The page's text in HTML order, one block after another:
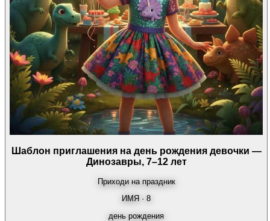
Шаблон приглашения на день рождения девочки —
Динозавры, 7–12 лет
Приходи на праздник
ИМЯ · 8
день рождения